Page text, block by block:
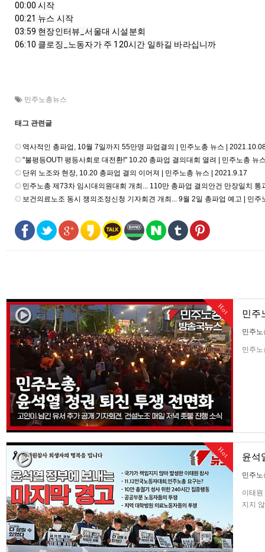
00:00
00:21
03:59
06:10 클로징_노동자가 주 120시간 일하길 바라십니까
민주노총뉴스
태그 관련글
역사적인 총파업, 10월 7일까지 55만명 파업결의 | 민주노총 뉴스 |
"불평등OUT! 평등사회로 대전환!" 10.20 총파업 결의대회 열려 | 민주노총 뉴
단위 노조와 현장, 10.20 총파업 결의 이어져 | 민주노총 뉴스 | 2021.9.17
민주노총 제73차 임시대의원대회 개최... 110만 총파업 결의안건 만장일치 통
보건의료노조 동시 쟁의조정신청 기자회견 개최... 9월 2일 총파업 예고 | 민주
Hot 민주
민주
민주
Hot 윤석
민주
이태
지지